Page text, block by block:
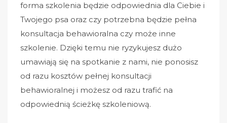
forma szkolenia będzie odpowiednia dla Ciebie i
Twojego psa oraz czy potrzebna będzie pełna
konsultacja behawioralna czy może inne
szkolenie. Dzięki temu nie ryzykujesz dużo
umawiają się na spotkanie z nami, nie ponosisz
od razu kosztów pełnej konsultacji
behawioralnej i możesz od razu trafić na
odpowiednią ścieżkę szkoleniową.